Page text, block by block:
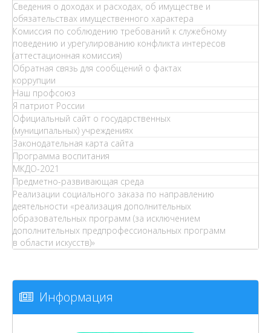
Сведения о доходах и расходах, об имуществе и
обязательствах имущественного характера
Комиссия по соблюдению требований к служебному
поведению и урегулированию конфликта интересов
(аттестационная комиссия)
Обратная связь для сообщений о фактах
коррупции
Наш профсоюз
Я патриот России
Официальный сайт о государственных
(муниципальных) учреждениях
Законодательная карта сайта
Программа воспитания
МКДО-2021
Предметно-развивающая среда
Реализации социального заказа по направлению
деятельности «реализация дополнительных
образовательных программ (за исключением
дополнительных предпрофессиональных программ
в области искусств)»
Информация